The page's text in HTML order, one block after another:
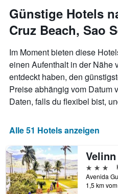
Günstige Hotels
Cruz Beach, Sao
Im Moment bieten diese
einen Aufenthalt in der Nähe
entdeckt haben, den
Preise abhängig vom Datum
Daten, falls du flexibel bist,
Alle 51 Hotels anzeigen
3 Sterne
1,5 km